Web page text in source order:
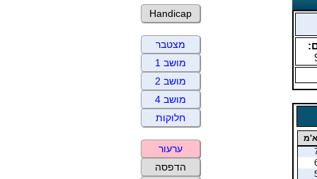
Handicap
מצטבר
מושב 1
מושב 2
מושב 4
חלוקות
ערעור
הדפסה